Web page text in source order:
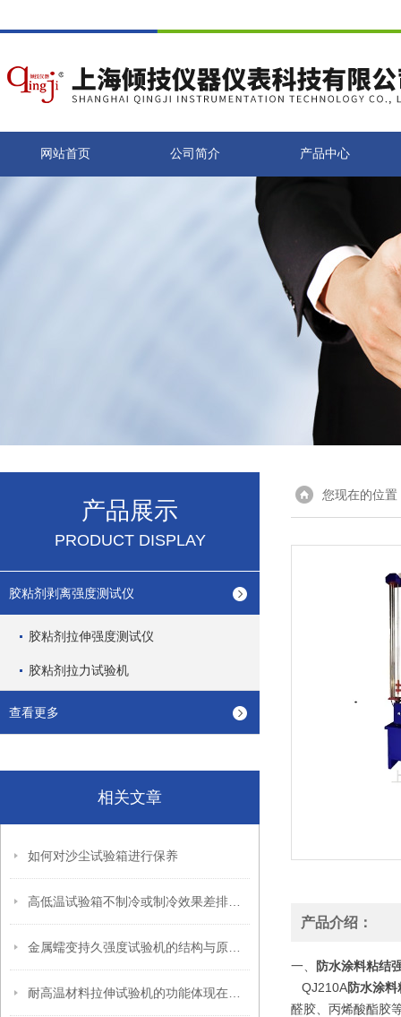
网站首页 公司简介 产品中心
产品展示
PRODUCT DISPLAY
胶粘剂剥离强度测试仪
胶粘剂拉伸强度测试仪
胶粘剂拉力试验机
查看更多
相关文章
如何对沙尘试验箱进行保养
您现在的位置
产品介绍：
一、
防水涂料粘结
QJ210A防水涂
醛胶、丙烯酸酯胶